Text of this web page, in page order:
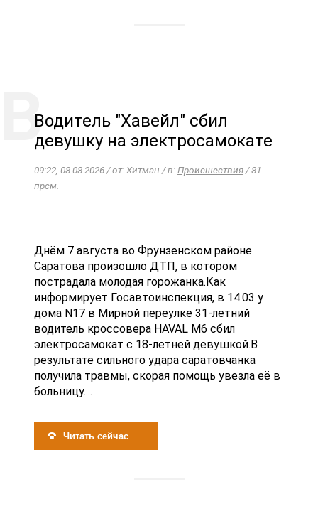
Водитель "Хавейл" сбил
девушку на электросамокате
09:22, 08.08.2026 / от: Хитман / в:Происшествия/ 81
прсм.
Днём 7 августа во Фрунзенском районе
Саратова произошло ДТП, в котором
пострадала молодая горожанка.Как
информирует Госавтоинспекция, в 14.03 у
дома N17 в Мирной переулке 31-летний
водитель кроссовера HAVAL M6 сбил
электросамокат с 18-летней девушкой.В
результате сильного удара саратовчанка
получила травмы, скорая помощь увезла её в
больницу....
Читать сейчас